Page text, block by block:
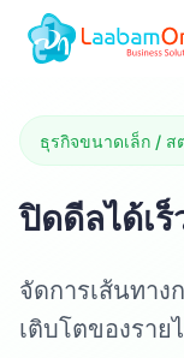
ธุรกิจขนาดเล็ก / ส
ปิดดีลได้เ
จัดการเส้นทาง
เติบโตของราย